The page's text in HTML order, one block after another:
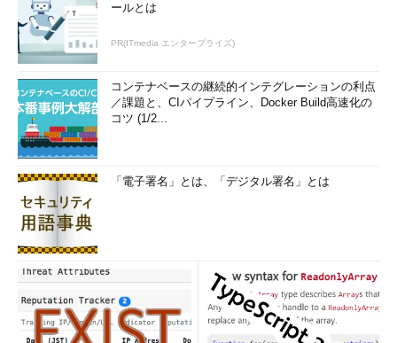
ールとは
PR(ITmedia エンタープライズ)
コンテナベースの継続的インテグレーションの利点
／課題と、CIパイプライン、Docker Build高速化の
コツ (1/2...
「電子署名」とは、「デジタル署名」とは